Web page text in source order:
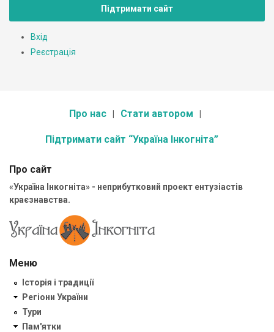
Підтримати сайт
Вхід
Реєстрація
Про нас Стати автором
Підтримати сайт “Україна Інкогніта”
Про сайт
«Україна Інкогніта» - неприбутковий проект ентузіастів
краєзнавства.
Меню
Історія і традиції
Регіони України
Тури
Пам'ятки